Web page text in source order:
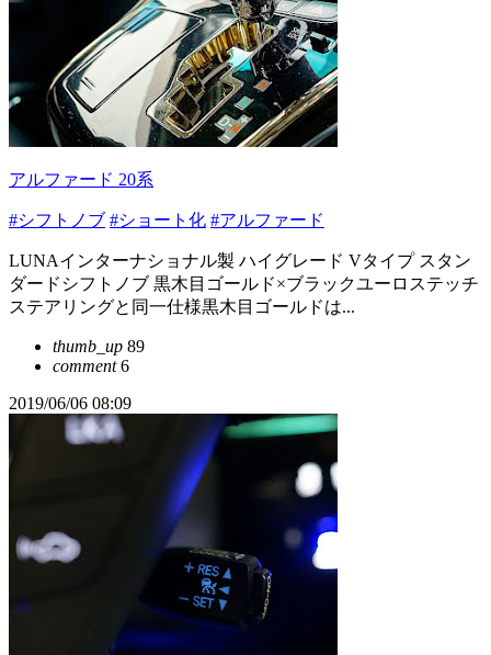
アルファード 20系
#シフトノブ #ショート化 #アルファード
LUNAインターナショナル製 ハイグレード Vタイプ スタン
ダードシフトノブ 黒木目ゴールド×ブラックユーロステッチ
ステアリングと同一仕様黒木目ゴールドは...
thumb_up 89
comment6
2019/06/06 08:09